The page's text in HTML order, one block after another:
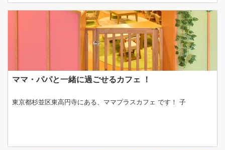
ママ・パパと一緒に過ごせるカフェ ！
東京都杉並区東高円寺にある、ママプラスカフェ です！ 子